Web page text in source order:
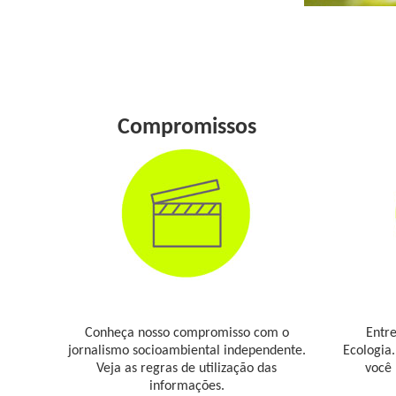
Compromissos
Conheça nosso compromisso com o
jornalismo socioambiental independente.
Veja as regras de utilização das
informações.
você